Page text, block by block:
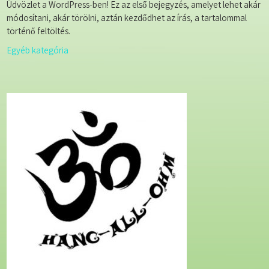
Üdvözlet a WordPress-ben! Ez az első bejegyzés, amelyet lehet akár
módosítani, akár törölni, aztán kezdődhet az írás, a tartalommal
történő feltöltés.
Egyéb kategória